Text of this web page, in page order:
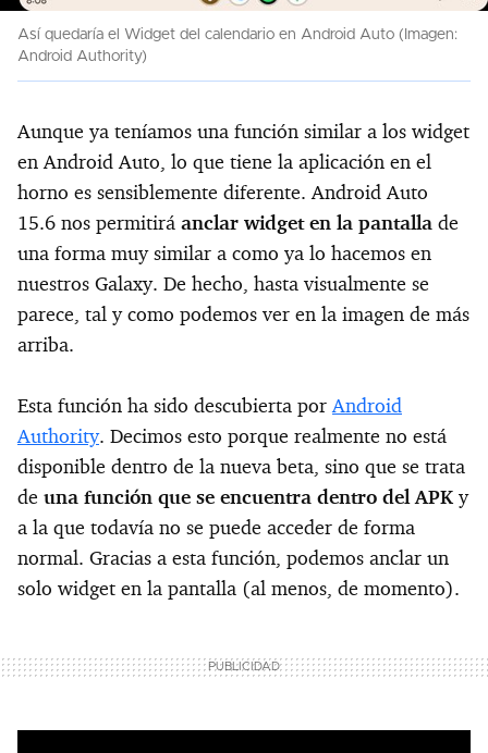
Así quedaría el Widget del calendario en Android Auto (Imagen:
Android Authority)
Aunque ya teníamos una función similar a los widget
en Android Auto, lo que tiene la aplicación en el
horno es sensiblemente diferente. Android Auto
15.6 nos permitirá anclar widget en la pantalla de
una forma muy similar a como ya lo hacemos en
nuestros Galaxy. De hecho, hasta visualmente se
parece, tal y como podemos ver en la imagen de más
arriba.
Esta función ha sido descubierta porAndroid
Authority. Decimos esto porque realmente no está
disponible dentro de la nueva beta, sino que se trata
de una función que se encuentra dentro del APK y
a la que todavía no se puede acceder de forma
normal. Gracias a esta función, podemos anclar un
solo widget en la pantalla (al menos, de momento).